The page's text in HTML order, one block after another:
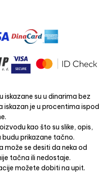
su u dinarima bez
je u procentima ispod
kao što su slike, opis,
prikazane tačno.
može se desiti da neka od
tačna ili nedostaje.
možete dobiti na upit.